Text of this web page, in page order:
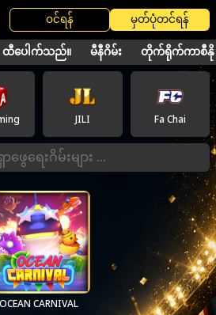
ဝင်ရန် မှတ်ပုံတင်ရန်
ထီပေါက်သည်။ မီနီဂိမ်း တိုက်ရိုက်ကာစီနို
JILI Fa Chai
OCEAN CARNIVAL